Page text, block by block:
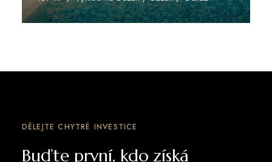
DĚLEJTE CHYTRÉ INVESTICE
Buďte první, kdo získá